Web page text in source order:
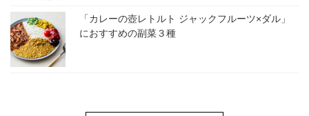
「カレーの壺レトルト ジャックフルーツ×ダル」
におすすめの副菜３種